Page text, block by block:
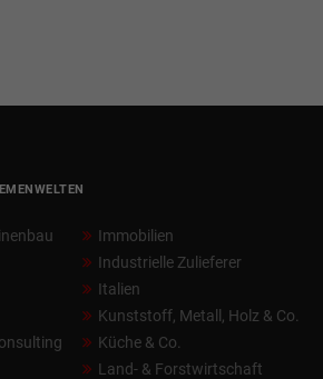
Immobilien
Industrielle Zulieferer
Italien
Kunststoff, Metall, Holz & Co.
Küche & Co.
Land- & Forstwirtschaft